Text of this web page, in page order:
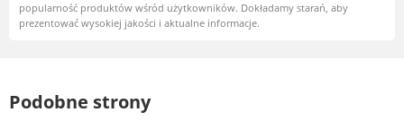
popularność produktów wśród użytkowników. Dokładamy starań, aby
prezentować wysokiej jakości i aktualne informacje.
Podobne strony